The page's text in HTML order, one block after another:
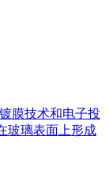
膜技术和电子投
玻璃表面上形成